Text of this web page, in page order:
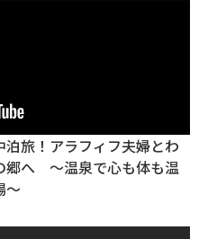
泊旅！アラフィフ夫婦とわ
郷へ ～温泉で心も体も温
～